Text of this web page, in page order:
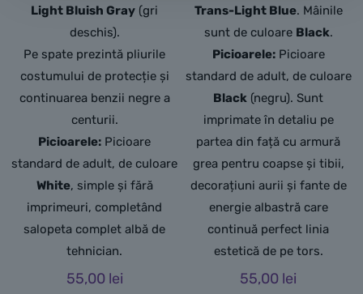
Light Bluish Gray (gri
deschis).
Pe spate prezintă pliurile
costumului de protecție și
continuarea benzii negre a
centurii.
Picioarele: Picioare
standard de adult, de culoare
White, simple și fără
imprimeuri, completând
salopeta complet albă de
tehnician.
55,00 lei
Trans-Light Blue. Mâinile
sunt de culoare Black.
Picioarele:Picioare
standard de adult, de culoare
Black (negru). Sunt
imprimate în detaliu pe
partea din față cu armură
grea pentru coapse și tibii,
decorațiuni aurii și fante de
energie albastră care
continuă perfect linia
estetică de pe tors.
55,00 lei